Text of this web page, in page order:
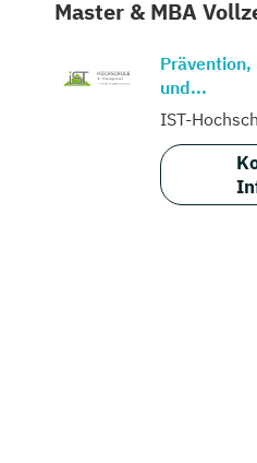
Master & MBA
und...
IST-